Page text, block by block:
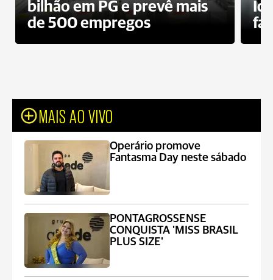
bilhão em PG e prevê mais
de 500 empregos
MAIS AO VIVO
Operário promove
Fantasma Day neste sábado
PONTAGROSSENSE
CONQUISTA 'MISS BRASIL
PLUS SIZE'